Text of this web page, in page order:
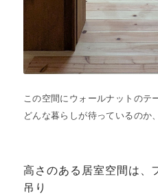
この空間にウォールナットのテ
どんな暮らしが待っているのか
高さのある居室空間は、
吊り